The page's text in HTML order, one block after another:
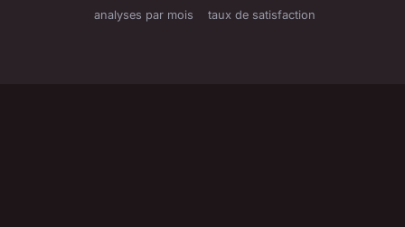
analyses par mois taux de satisfaction